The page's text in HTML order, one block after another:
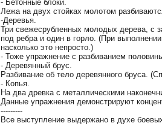
- Бетонные блоки.
Лежа на двух стойках молотом
-Деревья.
Три свежесрубленных молодых дерева, с
под ребра и один в горло. (При
насколько это непросто.)
- Тоже упражнение с разбиванием
- Деревянный брус.
Разбивание об тело деревянного бруса.
- Копья.
На два древка с металлическими
Данные упражнения демонстрируют
---------
Все выступление выдержано в духе